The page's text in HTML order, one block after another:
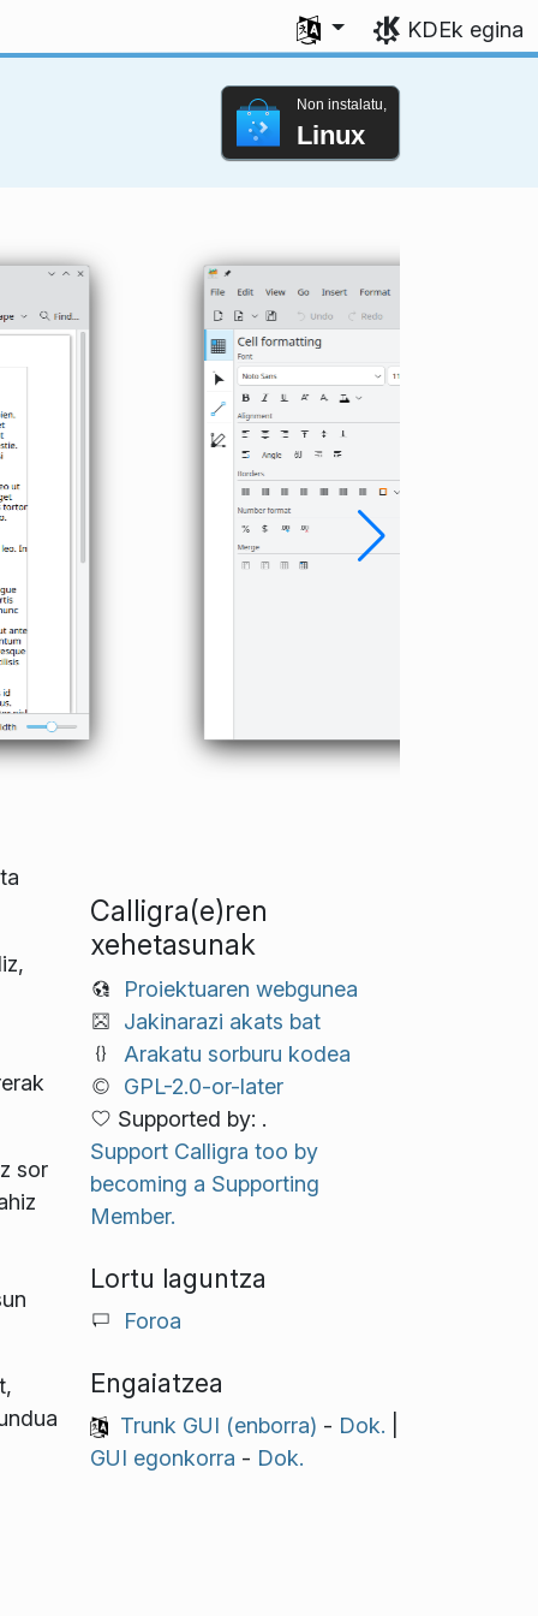
Aukeratu zure hizkuntza
KDEk egina
Non instalatu,
Linux
sor
Calligra(e)ren
xehetasunak
Proiektuaren webgunea
Jakinarazi akats bat
Arakatu sorburu kodea
GPL-2.0-or-later
Supported by: .
Support Calligra too by
becoming a Supporting
Member.
Lortu laguntza
Foroa
Engaiatzea
Trunk GUI (enborra) - Dok.
GUI egonkorra - Dok.